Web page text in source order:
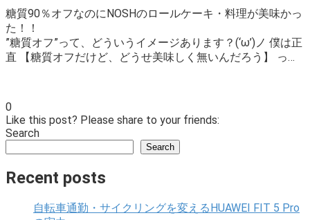
糖質90％オフなのにNOSHのロールケーキ・料理が美味かっ
た！！
”糖質オフ”って、どういうイメージあります？(‘ω’)ノ 僕は正
直 【糖質オフだけど、どうせ美味しく無いんだろう】 っ…
0
Like this post? Please share to your friends:
Search
Search
Recent posts
自転車通勤・サイクリングを変えるHUAWEI FIT 5 Pro